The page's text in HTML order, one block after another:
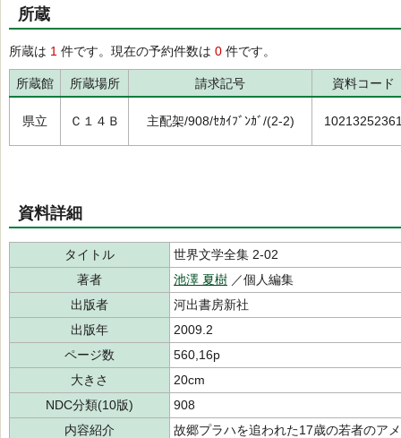
所蔵
所蔵は 1 件です。現在の予約件数は 0 件です。
所蔵館 所蔵場所 請求記号 資料コード
県立 Ｃ１４Ｂ 主配架/908/ｾｶｲﾌﾞﾝｶﾞ/(2-2)
資料詳細
タイトル
世界文学全集 2-02
著者
池澤 夏樹 ／個人編集
出版者
河出書房新社
出版年
2009.2
ページ数
560,16p
大きさ
20cm
NDC分類(10版)
908
内容紹介
故郷プラハを追われた17歳の若者のア